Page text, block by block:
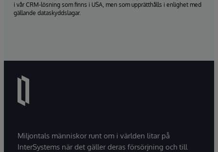
i vår CRM-lösning som finns i USA, men som upprätthålls i enlighet med
gällande dataskyddslagar.
Miljontals människor runt om i världen litar på
InterSystems när det gäller deras försörjning och till